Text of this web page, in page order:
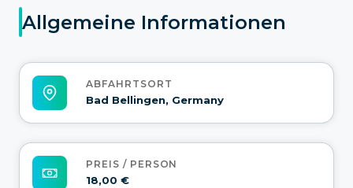
Allgemeine Informationen
ABFAHRTSORT
Bad Bellingen, Germany
PREIS / PERSON
18,00 €